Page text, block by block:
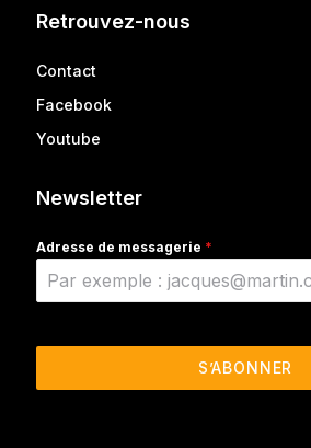
Retrouvez-nous
Contact
Facebook
Youtube
Newsletter
Adresse de messagerie *
S’ABONNER